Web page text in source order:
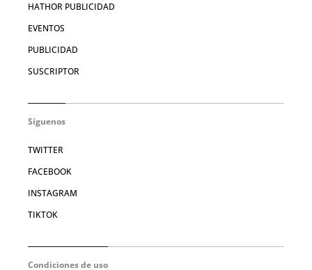
HATHOR PUBLICIDAD
EVENTOS
PUBLICIDAD
SUSCRIPTOR
Síguenos
TWITTER
FACEBOOK
INSTAGRAM
TIKTOK
Condiciones de uso